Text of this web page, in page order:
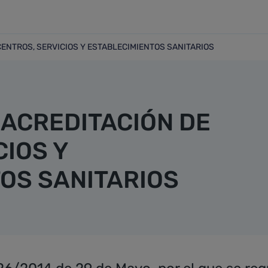
SERVICIOS Y ESTABLECIMIENTOS SANITARIOS
SERVICIOS Y ESTABLECIMIENTOS SANITARIOS
DE
Y
SANITARIOS